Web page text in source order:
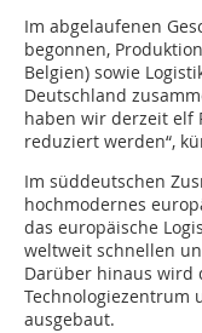
Im abgelaufenen
begonnen,
Belgien) sowie
Deutschland
haben wir derzeit elf
reduziert werden“,
Im süddeutschen
hochmodernes
das europäische
weltweit schnellen
Darüber hinaus wird
Technologiezentrum
ausgebaut.